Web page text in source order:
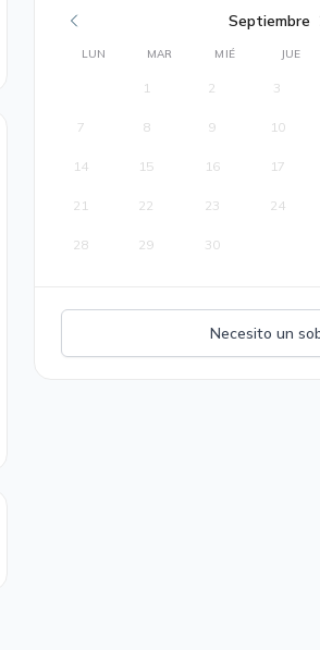
Septiembre
LUN MAR MIÉ JUE
1 2 3
7 8 9 10
14 15 16 17
21 22 23 24
28 29 30
Necesito un